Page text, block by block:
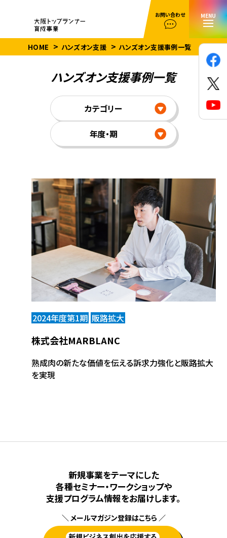
お問い合わせ MENU
HOME ハンズオン支援 ハンズオン支援事例一覧
ハンズオン支援事例一覧
カテゴリー
年度・期
2024年度第1期 販路拡大
株式会社MARBLANC
熟成肉の新たな価値を伝える訴求力強化と販路拡大
を実現
新規事業をテーマにした
各種セミナー・ワークショップや
⽀援プログラム情報をお届けします。
＼ メールマガジン登録はこちら ／